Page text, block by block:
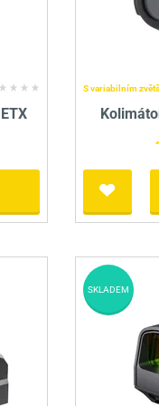
stolice a vaky S variabilním
SKLADEM